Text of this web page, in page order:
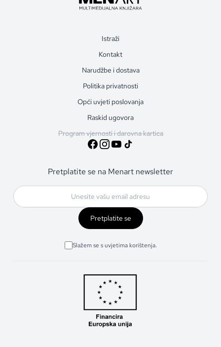
Istraži
Kontakt
Narudžbe i dostava
Politika privatnosti
Opći uvjeti poslovanja
Raskid ugovora
Program vjernosti i darovna kartica
Pretplatite se na Menart newsletter
Pretplatite se
Slažem se s uvjetima korištenja.